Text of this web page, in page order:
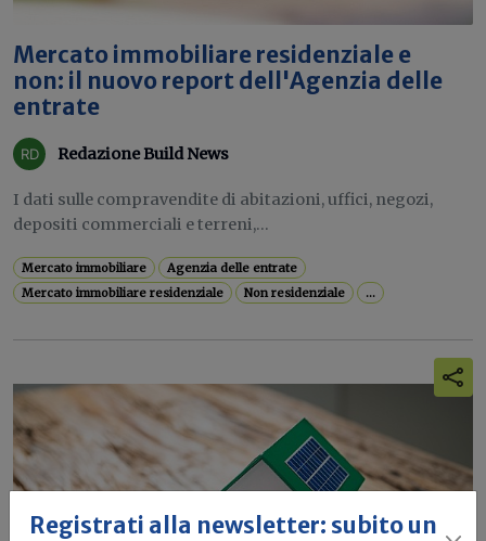
Mercato immobiliare residenziale e
non: il nuovo report dell'Agenzia delle
entrate
Redazione Build News
I dati sulle compravendite di abitazioni, uffici, negozi,
depositi commerciali e terreni,...
Mercato immobiliare
Agenzia delle entrate
Mercato immobiliare residenziale
Non residenziale ...
Registrati alla newsletter: subito un